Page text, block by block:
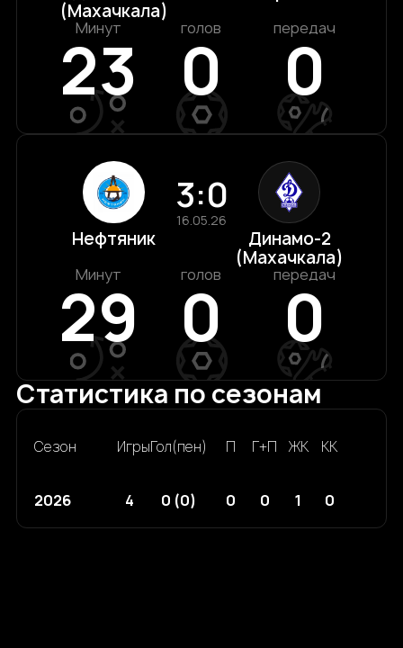
(Махачкала)
Минут
23
голов
0
передач
0
Нефтяник
3:0
16.05.26
Динамо-2
(Махачкала)
Минут
29
голов
0
передач
0
Статистика по сезонам
Сезон ИгрыГол(пен) П Г+П ЖК КК
2026 4 0 (0) 0 0 1 0